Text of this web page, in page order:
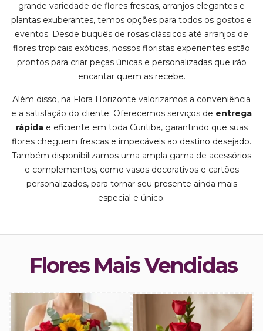
grande variedade de flores frescas, arranjos elegantes e
plantas exuberantes, temos opções para todos os gostos e
eventos. Desde buquês de rosas clássicos até arranjos de
flores tropicais exóticas, nossos floristas experientes estão
prontos para criar peças únicas e personalizadas que irão
encantar quem as recebe.
Além disso, na Flora Horizonte valorizamos a conveniência
e a satisfação do cliente. Oferecemos serviços de entrega
rápidae eficiente em toda Curitiba, garantindo que suas
flores cheguem frescas e impecáveis ao destino desejado.
Também disponibilizamos uma ampla gama de acessórios
e complementos, como vasos decorativos e cartões
personalizados, para tornar seu presente ainda mais
especial e único.
Flores Mais Vendidas